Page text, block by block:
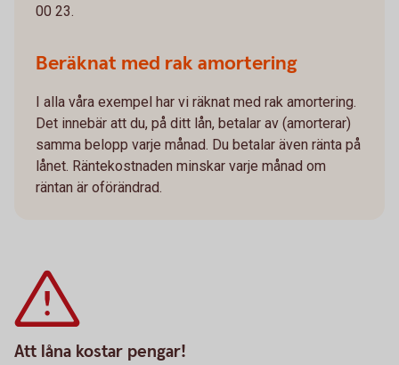
00 23.
Beräknat med rak amortering
I alla våra exempel har vi räknat med rak amortering.
Det innebär att du, på ditt lån, betalar av (amorterar)
samma belopp varje månad. Du betalar även ränta på
lånet. Räntekostnaden minskar varje månad om
räntan är oförändrad.
Att låna kostar pengar!